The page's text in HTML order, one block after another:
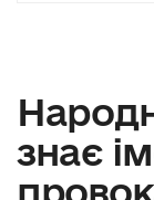
знає